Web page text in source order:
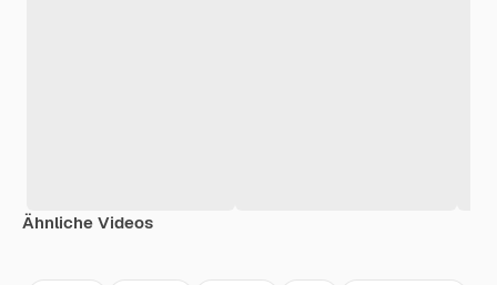
Ähnliche Videos